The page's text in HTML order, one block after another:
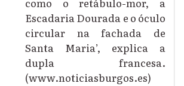
Escadaria Dourada e o óculo
circular na fachada de
Santa Maria’, explica a
dupla francesa.
(www.noticiasburgos.es)